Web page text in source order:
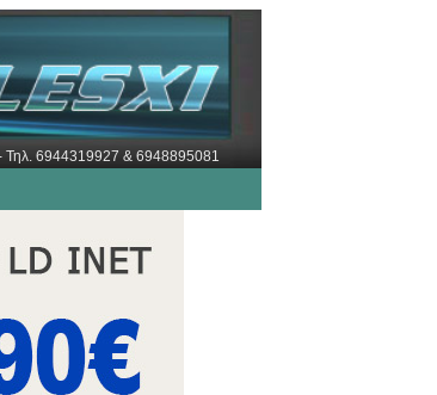
- Τηλ. 6944319927 & 6948895081